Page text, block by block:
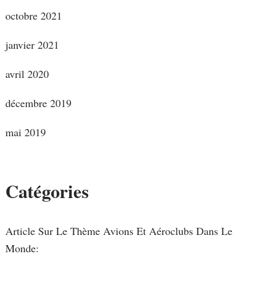
octobre 2021
janvier 2021
avril 2020
décembre 2019
mai 2019
Catégories
Article Sur Le Thème Avions Et Aéroclubs Dans Le
Monde: